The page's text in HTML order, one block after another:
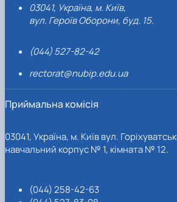
03041, Україна, м. Київ,
вул. Героїв Оборони, буд. 15.
(044) 527-82-42
rectorat@nubip.edu.ua
Приймальна комісія
03041, Україна, м. Київ вул.
навчальний корпус № 1, кімната № 12.
(044) 258-42-63